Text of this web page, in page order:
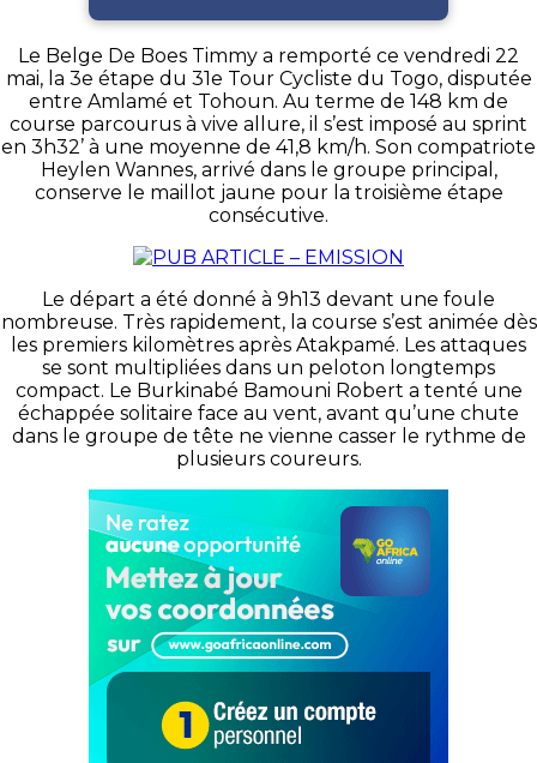
Le Belge De Boes Timmy a remporté ce vendredi 22
mai, la 3e étape du 31e Tour Cycliste du Togo, disputée
entre Amlamé et Tohoun. Au terme de 148 km de
course parcourus à vive allure, il s’est imposé au sprint
en 3h32’ à une moyenne de 41,8 km/h. Son compatriote
Heylen Wannes, arrivé dans le groupe principal,
conserve le maillot jaune pour la troisième étape
consécutive.
Le départ a été donné à 9h13 devant une foule
nombreuse. Très rapidement, la course s’est animée dès
les premiers kilomètres après Atakpamé. Les attaques
se sont multipliées dans un peloton longtemps
compact. Le Burkinabé Bamouni Robert a tenté une
échappée solitaire face au vent, avant qu’une chute
dans le groupe de tête ne vienne casser le rythme de
plusieurs coureurs.